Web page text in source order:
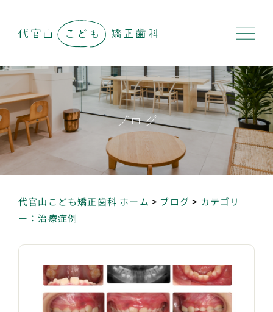
ブログ
代官山こども矯正歯科 ホーム > ブログ > カテゴリ
ー：治療症例